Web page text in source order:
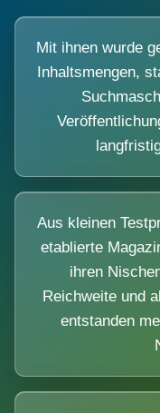
Mit ihnen wurde
Inhaltsmengen,
Aus kleinen
etablierte
ihren
Reichweite und
entstanden